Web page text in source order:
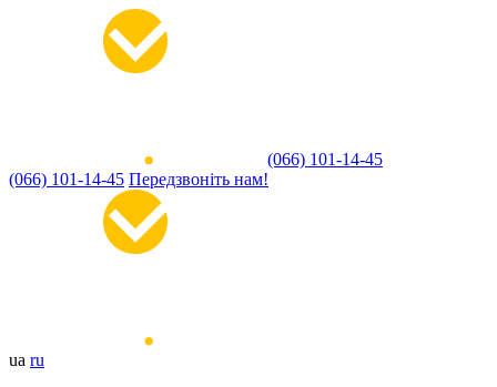
(066) 101-14-45
(066) 101-14-45 Передзвоніть нам!
ua ru